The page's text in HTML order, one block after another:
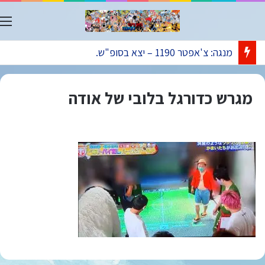
מנגה: צ'אפטר 1190 – יצא בסופ"ש.
מגרש כדורגל בלובי של אודה